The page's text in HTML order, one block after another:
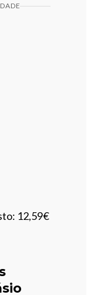
12,59€